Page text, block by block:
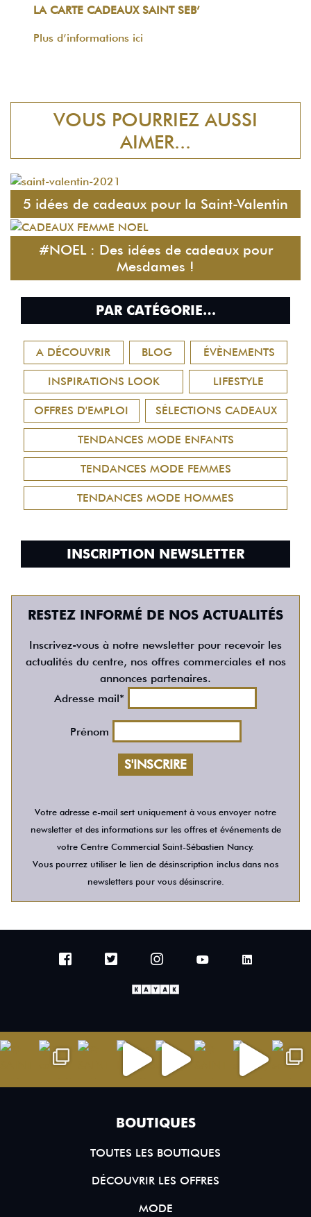
LA CARTE CADEAUX SAINT SEB’
Plus d’informations ici
VOUS POURRIEZ AUSSI
AIMER...
5 idées de cadeaux pour la Saint-Valentin
#NOEL : Des idées de cadeaux pour
Mesdames !
PAR CATÉGORIE…
A DÉCOUVRIR BLOG ÉVÈNEMENTS
INSPIRATIONS LOOK LIFESTYLE
OFFRES D'EMPLOI SÉLECTIONS CADEAUX
TENDANCES MODE ENFANTS
TENDANCES MODE FEMMES
TENDANCES MODE HOMMES
INSCRIPTION NEWSLETTER
RESTEZ INFORMÉ DE NOS ACTUALITÉS
Inscrivez-vous à notre newsletter pour recevoir les
actualités du centre, nos offres commerciales et nos
annonces partenaires.
Adresse mail*
Prénom
Votre adresse e-mail sert uniquement à vous envoyer notre
newsletter et des informations sur les offres et événements de
votre Centre Commercial Saint-Sébastien Nancy.
Vous pourrez utiliser le lien de désinscription inclus dans nos
newsletters pour vous désinscrire.
BOUTIQUES
TOUTES LES BOUTIQUES
DÉCOUVRIR LES OFFRES
MODE